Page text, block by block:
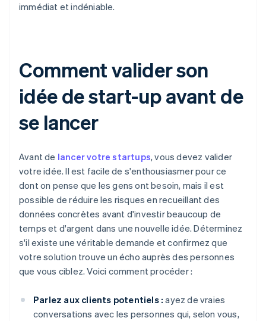
immédiat et indéniable.
Comment valider son
idée de start-up avant de
se lancer
Avant de lancer votre startups, vous devez valider
votre idée. Il est facile de s'enthousiasmer pour ce
dont on pense que les gens ont besoin, mais il est
possible de réduire les risques en recueillant des
données concrètes avant d'investir beaucoup de
temps et d'argent dans une nouvelle idée. Déterminez
s'il existe une véritable demande et confirmez que
votre solution trouve un écho auprès des personnes
que vous ciblez. Voici comment procéder :
Parlez aux clients potentiels : ayez de vraies
conversations avec les personnes qui, selon vous,